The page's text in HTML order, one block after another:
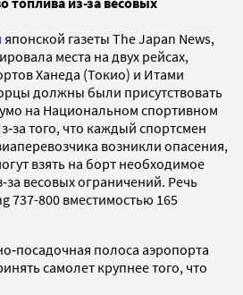
японской газеты The Japan News,
места на двух рейсах,
Ханеда (Токио) и Итами
должны были присутствовать
на Национальном спортивном
того, что каждый спортсмен
возникли опасения,
взять на борт необходимое
весовых ограничений. Речь
737-800 вместимостью 165
полоса аэропорта
самолет крупнее того, что